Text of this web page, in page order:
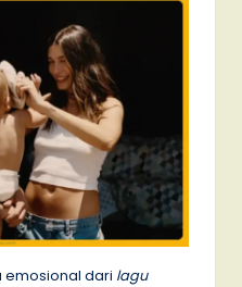
emosional dari lagu